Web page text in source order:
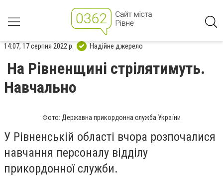
14:07, 17 серпня 2022 р. Надійне джерело
На Рівненщині стрілятимуть.
Навчально
Фото: Державна прикордонна служба України
У Рівненській області вчора розпочалися
навчання персоналу відділу
прикордонної служби.